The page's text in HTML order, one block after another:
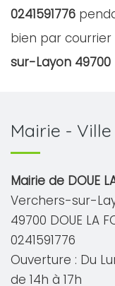
0241591776
bien par courrier
sur-Layon 49700
Mairie - Ville
Mairie de DOUE
Verchers-sur-
49700 DOUE LA
0241591776
Ouverture : Du
de 14h à 17h